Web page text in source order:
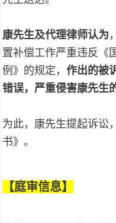
康先生及代理律师认为
置补偿工作严重违反《
例》的规定，作出的被
错误，严重侵害康先生
为此，康先生提起诉讼
书》。
【庭审信息】